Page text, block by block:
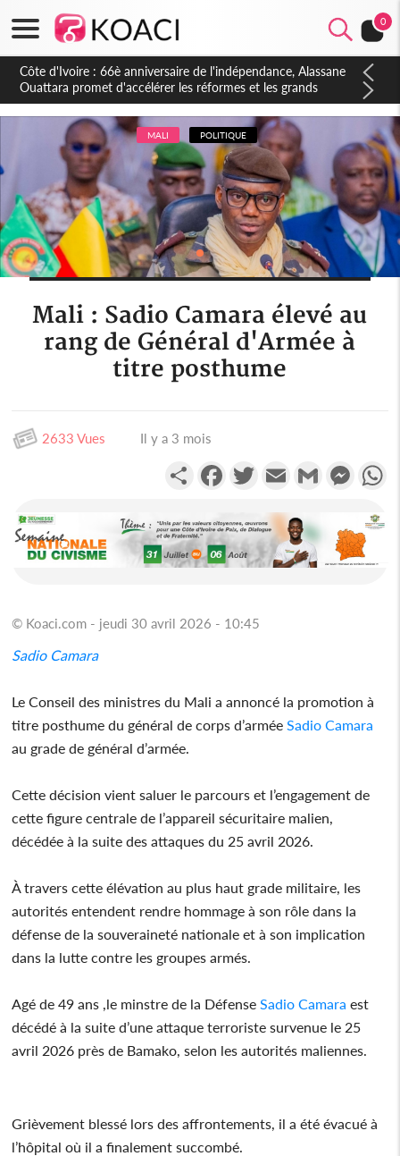
0
Côte d'Ivoire : À Abidjan, Amadou Oury Bah admire le modèle
ivoirien et veut s'en inspirer pour accélérer le développement
de la Guinée
MALI POLITIQUE
Mali : Sadio Camara élevé au
rang de Général d'Armée à
titre posthume
2633 Vues Il y a 3 mois
PartagerFacebookTwitterEmail Gmail
© Koaci.com - jeudi 30 avril 2026 - 10:45
Sadio Camara
Le Conseil des ministres du Mali a annoncé la promotion à
titre posthume du général de corps d’arméeSadio Camara
au grade de général d’armée.
Cette décision vient saluer le parcours et l’engagement de
cette figure centrale de l’appareil sécuritaire malien,
décédée à la suite des attaques du 25 avril 2026.
À travers cette élévation au plus haut grade militaire, les
autorités entendent rendre hommage à son rôle dans la
défense de la souveraineté nationale et à son implication
dans la lutte contre les groupes armés.
Agé de 49 ans ,le minstre de la DéfenseSadio Camara est
décédé à la suite d’une attaque terroriste survenue le 25
avril 2026 près de Bamako, selon les autorités maliennes.
Grièvement blessé lors des affrontements, il a été évacué à
l’hôpital où il a finalement succombé.